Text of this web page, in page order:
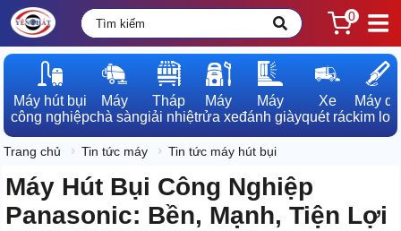
0
Máy hút bụi
công nghiệp
Máy
chà sàn
Tháp
giải nhiệt
Máy
rửa xe
Máy
đánh giày
Xe
quét rác
Máy dò
kim loại
Trang chủ Tin tức máy Tin tức máy hút bụi
Máy Hút Bụi Công Nghiệp
Panasonic: Bền, Mạnh, Tiện Lợi